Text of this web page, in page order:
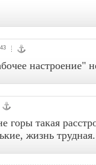
настроение"
горы такая
жизнь